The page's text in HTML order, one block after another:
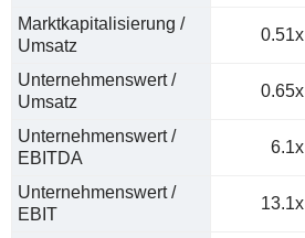
Marktkapitalisierung /
Umsatz
0.51x
Unternehmenswert /
Umsatz
0.65x
Unternehmenswert /
EBITDA
6.1x
Unternehmenswert /
EBIT
13.1x